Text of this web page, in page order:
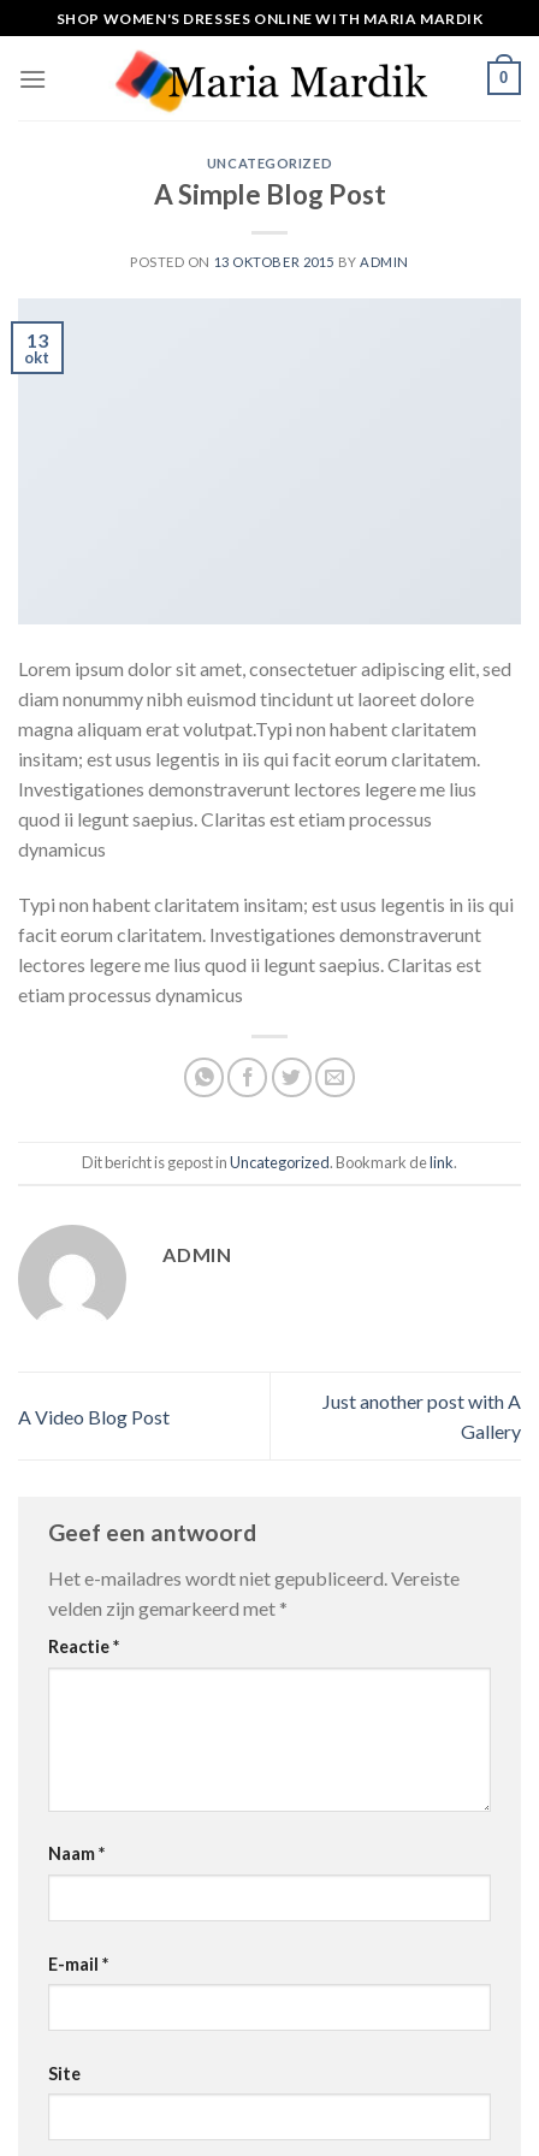
to
content
SHOP WOMEN'S DRESSES ONLINE WITH MARIA MARDIK
0
UNCATEGORIZED
A Simple Blog Post
POSTED ON 13 OKTOBER 2015 BY ADMIN
13
okt
Lorem ipsum dolor sit amet, consectetuer adipiscing elit, sed
diam nonummy nibh euismod tincidunt ut laoreet dolore
magna aliquam erat volutpat.Typi non habent claritatem
insitam; est usus legentis in iis qui facit eorum claritatem.
Investigationes demonstraverunt lectores legere me lius
quod ii legunt saepius. Claritas est etiam processus
dynamicus
Typi non habent claritatem insitam; est usus legentis in iis qui
facit eorum claritatem. Investigationes demonstraverunt
lectores legere me lius quod ii legunt saepius. Claritas est
etiam processus dynamicus
Dit bericht is gepost inUncategorized. Bookmark delink.
ADMIN
A Video Blog Post
Just another post with A
Gallery
Geef een antwoord
Het e-mailadres wordt niet gepubliceerd.Vereiste
velden zijn gemarkeerd met *
Reactie*
Naam*
E-mail *
Site